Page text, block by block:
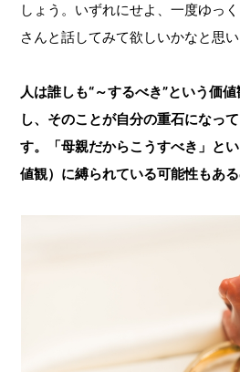
しょう。いずれにせよ、一度ゆっ
さんと話してみて欲しいかなと思い
人は誰しも“～するべき”という価
し、そのことが自分の重石になっ
す。「母親だからこうすべき」と
値観） に縛られている可能性もある